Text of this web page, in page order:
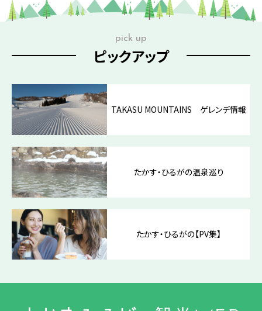
pick up
ピックアップ
TAKASU MOUNTAINS ゲレンデ情報
たかす・ひるがの温泉巡り
たかす・ひるがの【PV集】